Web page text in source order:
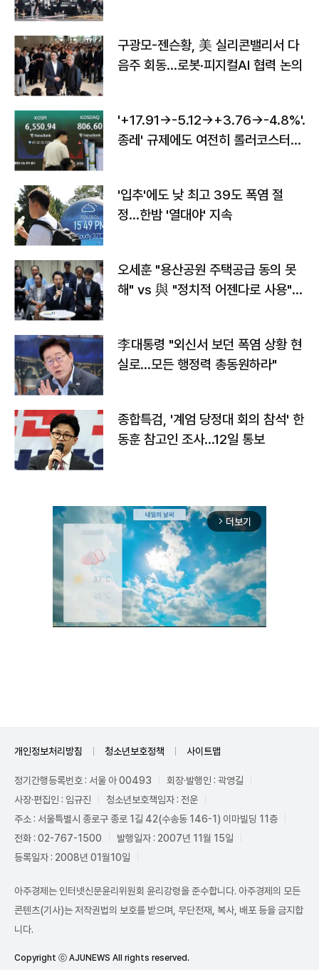
구광모-젠슨황, 美 실리콘밸리서 다
음주 회동…로봇·피지컬AI 협력 논의
'+17.91→-5.12→+3.76→-4.8%'…'
종레' 규제에도 여전히 롤러코스터
'입추'에도 낮 최고 39도 폭염 절
정…한밤 '열대야' 지속
오세훈 "용산공원 주택공급 동의 못
해" vs 與 "정치적 어젠다로 사용"
李대통령 "외신서 보던 폭염 상황 현
실로…모든 행정력 총동원하라"
종합특검, '계엄 당정대 회의 참석' 한
동훈 참고인 조사...12일 통보
arrow_forward_ios 더보기
개인정보처리방침 청소년보호정책 사이트맵
정기간행등록번호 : 서울 아 00493
회장·발행인 : 곽영길
사장·편집인 : 임규진
청소년보호책임자 : 전운
주소 : 서울특별시 종로구 종로 1길 42(수송동 146-1) 이마빌딩 11층
전화 : 02-767-1500
발행일자 : 2007년 11월 15일
등록일자 : 2008년 01월10일
아주경제는 인터넷신문윤리위원회 윤리강령을 준수합니다. 아주경제의 모든
콘텐츠(기사)는 저작권법의 보호를 받으며, 무단전재, 복사, 배포 등을 금지합
니다.
Copyright ⓒ AJUNEWS All rights reserved.